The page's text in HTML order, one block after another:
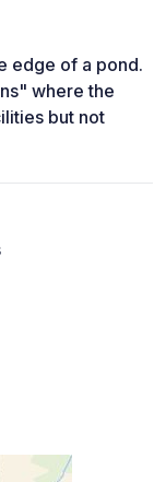
edge of a pond.
where the
but not